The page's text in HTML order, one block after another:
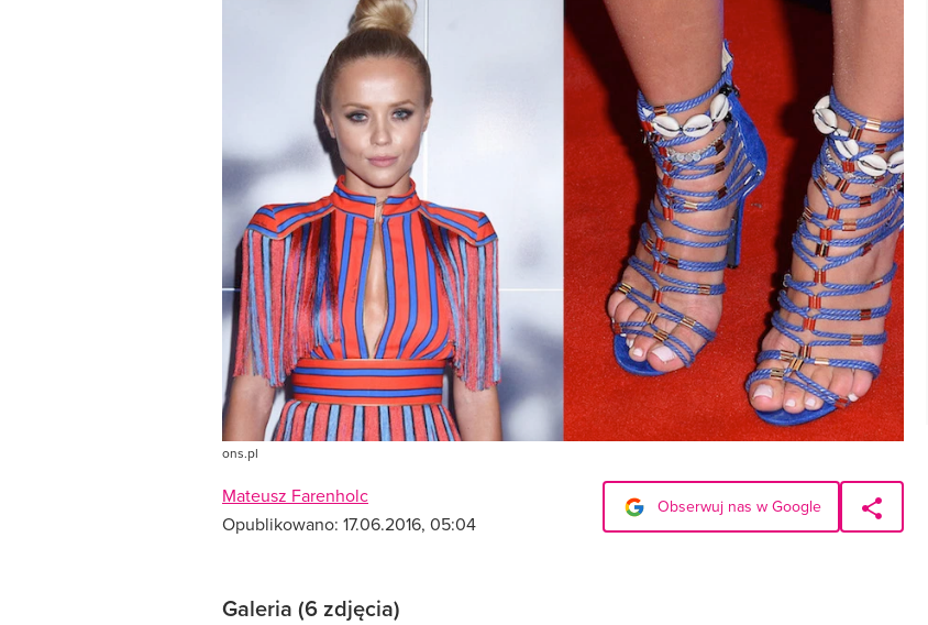
ons.pl
Mateusz Farenholc
Opublikowano: 17.06.2016, 05:04
Obserwuj nas w Google
Galeria (6 zdjęcia)